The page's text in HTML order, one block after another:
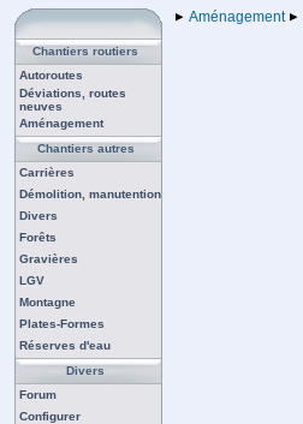
Chantiers routiers
Autoroutes
Déviations, routes
neuves
Aménagement
Chantiers autres
Carrières
Démolition, manutention
Divers
Forêts
Gravières
LGV
Montagne
Plates-Formes
Réserves d'eau
Divers
Forum
Configurer
Aménagement